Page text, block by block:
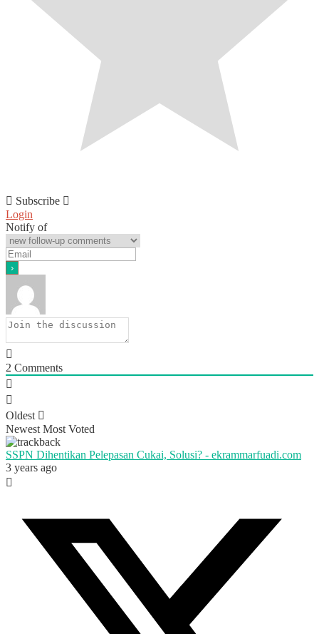
Subscribe
Login
Notify of
2 Comments
Oldest
Newest Most Voted
SSPN Dihentikan Pelepasan Cukai, Solusi? - ekrammarfuadi.com
3 years ago